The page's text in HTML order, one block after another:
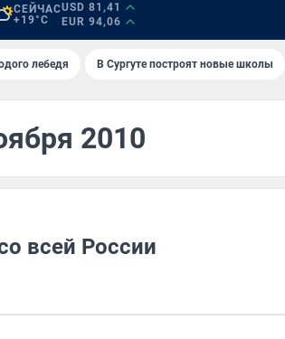
СЕЙЧАС
+19°C
USD 81,41
EUR 94,06
лебедя В Сургуте построят новые школы
2010
всей России